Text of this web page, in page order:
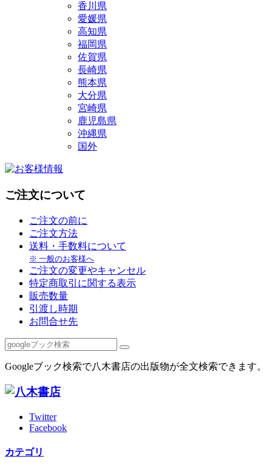
香川県
愛媛県
高知県
福岡県
佐賀県
長崎県
熊本県
大分県
宮崎県
鹿児島県
沖縄県
国外
ご注文について
ご注文の前に
ご注文方法
送料・手数料について
※ 一般のお客様へ
ご注文の変更やキャンセル
特定商取引に関する表示
販売数量
引渡し時期
お問合せ先
Googleブック検索で八木書店の出版物が全文検索できます。
Twitter
Facebook
カテゴリ